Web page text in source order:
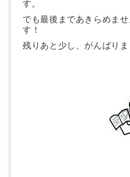
す。
でも最後まであきらめま
す！
残りあと少し、がんばりま